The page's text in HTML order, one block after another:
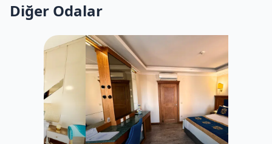
Diğer Odalar